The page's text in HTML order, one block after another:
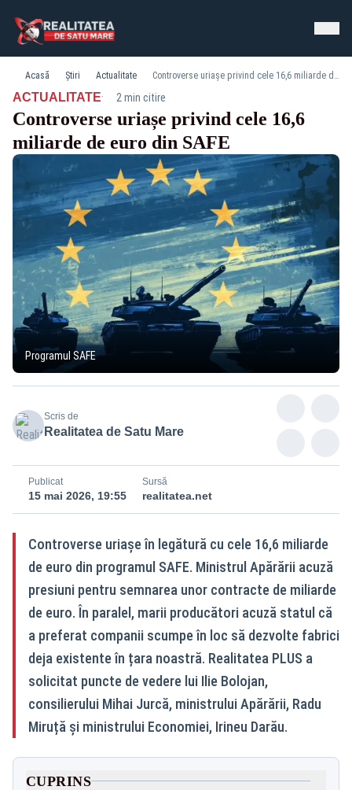
Acasă Știri Actualitate Controverse uriașe privind cele 16,6 miliarde de euro din SAFE
ACTUALITATE· 2 min citire
Controverse uriașe privind cele 16,6
miliarde de euro din SAFE
Programul SAFE
Scris de
Realitatea de Satu Mare
Publicat
15 mai 2026, 19:55
Sursă
realitatea.net
Controverse uriașe în legătură cu cele 16,6 miliarde
de euro din programul SAFE. Ministrul Apărării acuză
presiuni pentru semnarea unor contracte de miliarde
de euro. În paralel, marii producători acuză statul că
a preferat companii scumpe în loc să dezvolte fabrici
deja existente în țara noastră. Realitatea PLUS a
solicitat puncte de vedere lui Ilie Bolojan,
consilierului Mihai Jurcă, ministrului Apărării, Radu
Miruță și ministrului Economiei, Irineu Darău.
CUPRINS